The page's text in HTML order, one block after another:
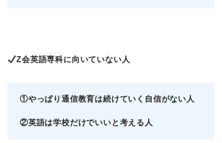
Z会英語専科に向いていない人
①やっぱり通信教育は続けていく自信がない人
②英語は学校だけでいいと考える人